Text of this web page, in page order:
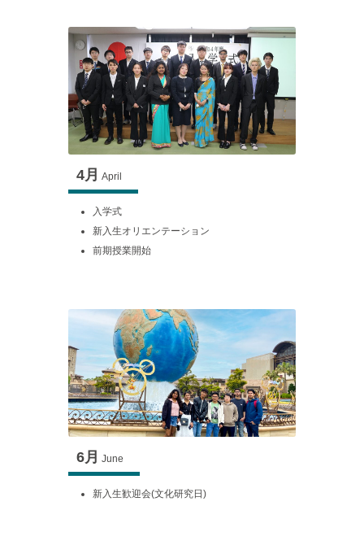
4月 April
入学式
新入生オリエンテーション
前期授業開始
6月 June
新入生歓迎会(文化研究日)